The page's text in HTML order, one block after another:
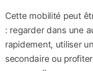
Cette mobilité peut
: regarder dans une
rapidement, utiliser
secondaire ou